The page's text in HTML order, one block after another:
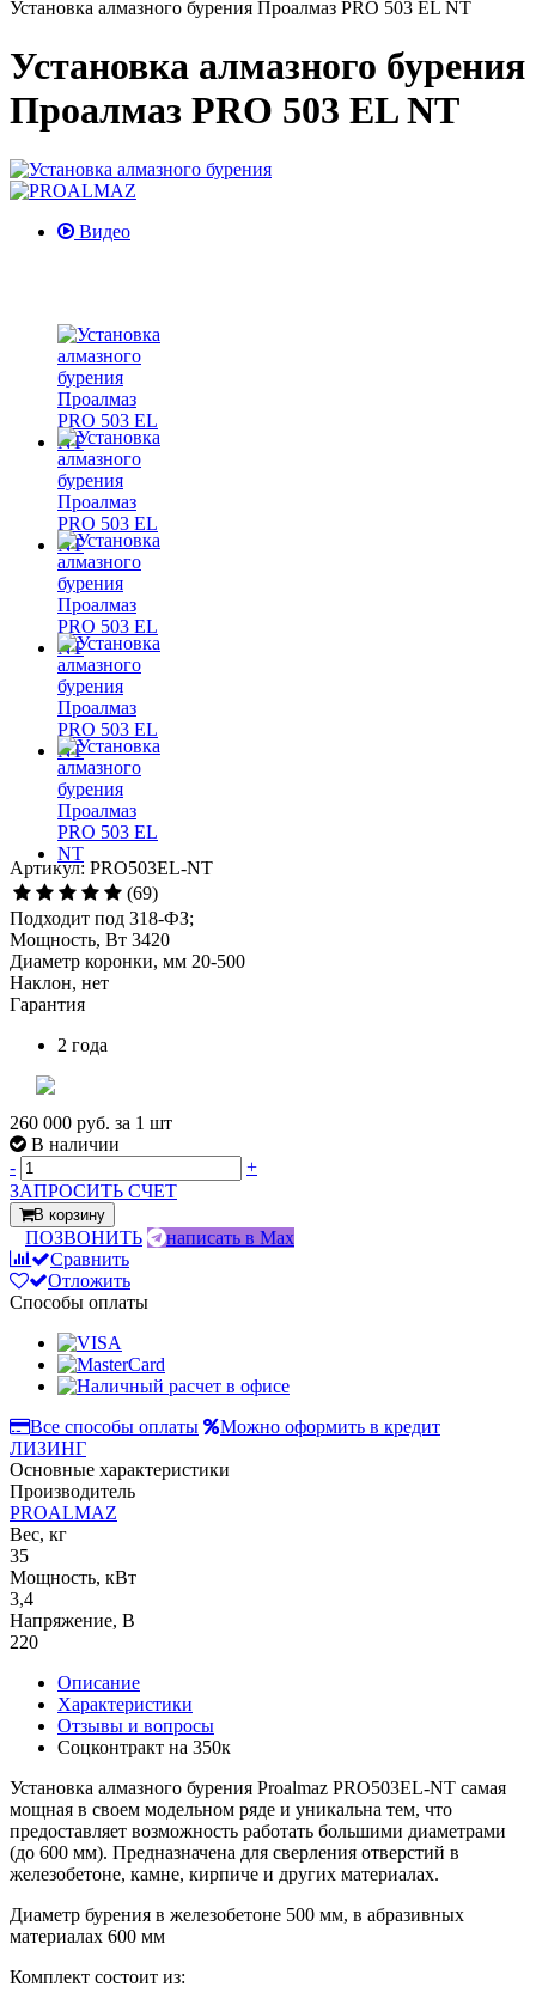
Установка алмазного бурения Проалмаз PRO 503 EL NT
Установка алмазного бурения
Проалмаз PRO 503 EL NT
Видео
Артикул: PRO503EL-NT
(69)
Подходит под 318-ФЗ;
Мощность, Вт 3420
Диаметр коронки, мм 20-500
Наклон, нет
Гарантия
2 года
260 000 руб. за 1 шт
В наличии
-
+
ЗАПРОСИТЬ СЧЕТ
В корзину
ПОЗВОНИТЬ
написать в Max
Сравнить
Отложить
Способы оплаты
Все способы оплаты
Можно оформить в кредит
ЛИЗИНГ
Основные характеристики
Производитель
PROALMAZ
Вес, кг
35
Мощность, кВт
3,4
Напряжение, В
220
Описание
Характеристики
Отзывы и вопросы
Соцконтракт на 350к
Установка алмазного бурения Proalmaz PRO503EL-NT самая
мощная в своем модельном ряде и уникальна тем, что
предоставляет возможность работать большими диаметрами
(до 600 мм). Предназначена для сверления отверстий в
железобетоне, камне, кирпиче и других материалах.
Диаметр бурения в железобетоне 500 мм, в абразивных
материалах 600 мм
Комплект состоит из: